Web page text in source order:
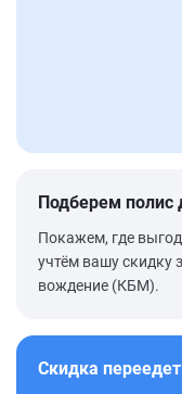
Подберем полис
Покажем, где
учтём вашу скидку
вождение (КБМ).
Скидка